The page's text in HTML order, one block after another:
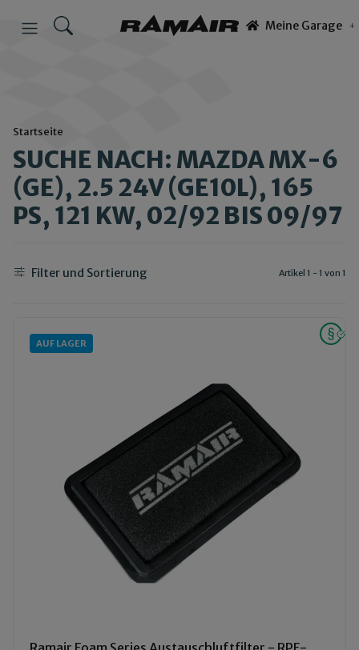
Meine Garage
Startseite
SUCHE NACH: MAZDA MX-6
(GE), 2.5 24V (GE10L), 165
PS, 121 KW, 02/92 BIS 09/97
Filter und Sortierung Artikel 1 - 1 von 1
AUF LAGER